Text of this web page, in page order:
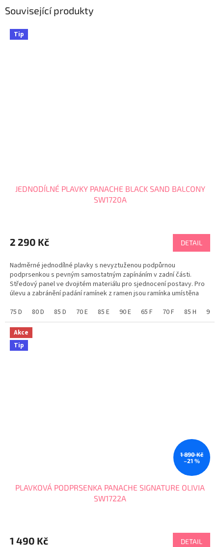
Související produkty
Tip
JEDNODÍLNÉ PLAVKY PANACHE BLACK SAND BALCONY
SW1720A
produktu
je
z
5
hvězdiček.
2 290 Kč DETAIL
Nadměrné jednodílné plavky s nevyztuženou podpůrnou
podprsenkou s pevným samostatným zapínáním v zadní části.
Středový panel ve dvojitém materiálu pro sjednocení postavy. Pro
úlevu a zabránění padání ramínek z ramen jsou ramínka umístěna
75 D
80 D 85 D 70 E 85 E 90 E 65 F 70 F 85 H 90 H
Akce
Tip
1 890 Kč
–21 %
PLAVKOVÁ PODPRSENKA PANACHE SIGNATURE OLIVIA
SW1722A
1 490 Kč DETAIL